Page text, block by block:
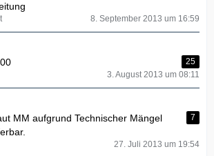
8. September 2013 um 16:59
25
3. August 2013 um 08:11
MM aufgrund Technischer Mängel
7
27. Juli 2013 um 19:54